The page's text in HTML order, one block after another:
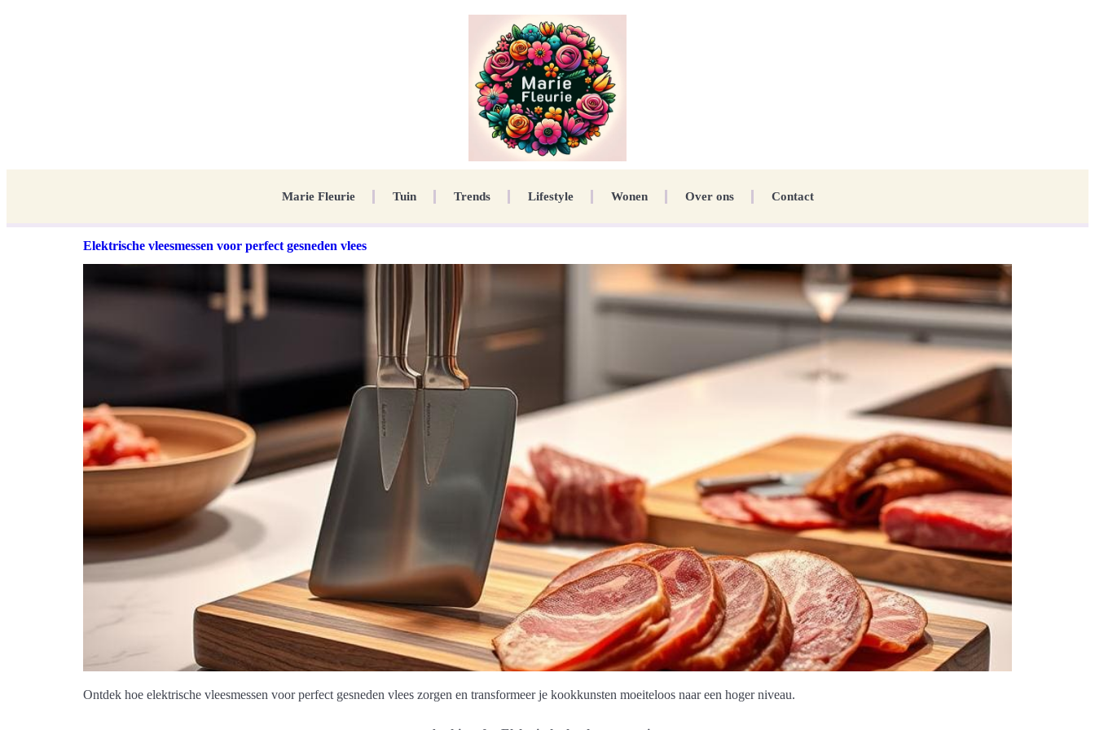
Marie Fleurie Tuin Trends Lifestyle Wonen Over ons Contact
Elektrische vleesmessen voor perfect gesneden vlees
Ontdek hoe elektrische vleesmessen voor perfect gesneden vlees zorgen en transformeer je kookkunsten moeiteloos naar een hoger niveau.